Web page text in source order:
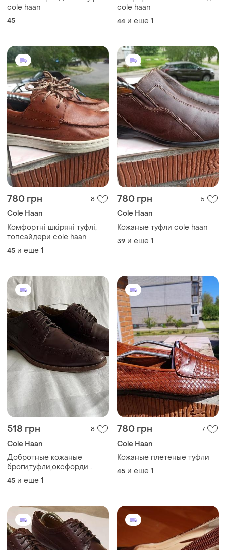
cole haan
45
cole haan
44 и еще 1
780 грн 8
Cole Haan
Комфортні шкіряні туфлі,
топсайдери cole haan
45 и еще 1
780 грн 5
Cole Haan
Кожаные туфли cole haan
39 и еще 1
518 грн 8
Cole Haan
Добротные кожаные
броги,туфли,оксфорди
бренда cole haan
45 и еще 1
780 грн 7
Cole Haan
Кожаные плетеные туфли
45 и еще 1